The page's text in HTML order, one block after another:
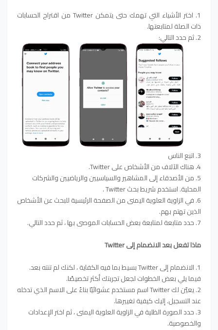
1. اختر الأشياء التي تهمك حتى يتمكن Twitter من اقتراح الحسابات
ذات الصلة لمتابعتها.
2. ثم حدد التالي:
3. اتبع الناس
4. هناك الآلاف من الأشخاص على Twitter.
5. من الأصدقاء إلى المشاهير والسياسيين والرياضيين والشركات
المحلية. استخدم شريط بحث Twitter .
6. في الزاوية العلوية اليمنى من الصفحة الرئيسية للبحث عن الأشخاص
الذين تهتم بهم.
7. حدد متابعة لمتابعة بعض الحسابات الموصى بها ، ثم حدد التالي.
ماذا تفعل بعد الانضمام إلى Twitter
1. الانضمام إلى Twitter بسيط بما فيه الكفاية ، لكنك لم تنته بعد.
فيما يلي بعض الخطوات لجعل تجربتك أكثر تخصيصًا.
2. يعيّن لك Twitter اسم مستخدم عشوائيًا بناءً على الاسم الذي تدخله
عند التسجيل. إليك كيفية تغييرها.
3. حدد الصورة الظلية في الزاوية العلوية اليمنى ، ثم اختر الإعدادات
والخصوصية.